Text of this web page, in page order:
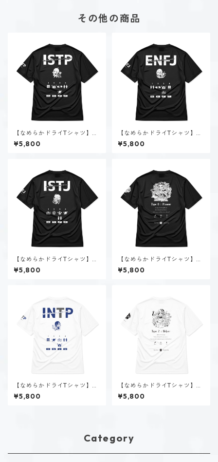
その他の商品
【なめらかドライTシャツ】黒
ヶ根 匠（ISTP）｜ブラック
¥5,800
【なめらかドライTシャツ】朝
霧 まりあ（ENFJ）｜ブラック
¥5,800
【なめらかドライTシャツ】新
田 理央（ISTJ）｜ブラック
¥5,800
【なめらかドライTシャツ】タ
イプ８-統べる人（ダーク）｜
ブラック
¥5,800
【なめらかドライTシャツ】時
雨 瑠璃子（INTP）｜ホワイト
¥5,800
【なめらかドライTシャツ】タ
イプ２-助ける人（ホーリー）
｜ホワイト
¥5,800
Category